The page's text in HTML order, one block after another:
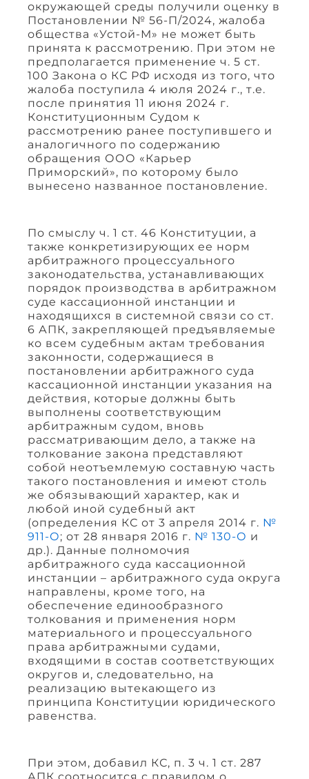
окружающей среды получили оценку в
Постановлении № 56-П/2024, жалоба
общества «Устой-М» не может быть
принята к рассмотрению. При этом не
предполагается применение ч. 5 ст.
100 Закона о КС РФ исходя из того, что
жалоба поступила 4 июля 2024 г., т.е.
после принятия 11 июня 2024 г.
Конституционным Судом к
рассмотрению ранее поступившего и
аналогичного по содержанию
обращения ООО «Карьер
Приморский», по которому было
вынесено названное постановление.
По смыслу ч. 1 ст. 46 Конституции, а
также конкретизирующих ее норм
арбитражного процессуального
законодательства, устанавливающих
порядок производства в арбитражном
суде кассационной инстанции и
находящихся в системной связи со ст.
6 АПК, закрепляющей предъявляемые
ко всем судебным актам требования
законности, содержащиеся в
постановлении арбитражного суда
кассационной инстанции указания на
действия, которые должны быть
выполнены соответствующим
арбитражным судом, вновь
рассматривающим дело, а также на
толкование закона представляют
собой неотъемлемую составную часть
такого постановления и имеют столь
же обязывающий характер, как и
любой иной судебный акт
(определения КС от 3 апреля 2014 г. №
911-О; от 28 января 2016 г. № 130-О и
др.). Данные полномочия
арбитражного суда кассационной
инстанции – арбитражного суда округа
направлены, кроме того, на
обеспечение единообразного
толкования и применения норм
материального и процессуального
права арбитражными судами,
входящими в состав соответствующих
округов и, следовательно, на
реализацию вытекающего из
принципа Конституции юридического
равенства.
При этом, добавил КС, п. 3 ч. 1 ст. 287